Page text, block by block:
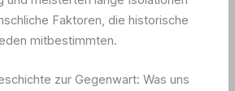
Faktoren, die historische
mitbestimmten.
zur Gegenwart: Was uns